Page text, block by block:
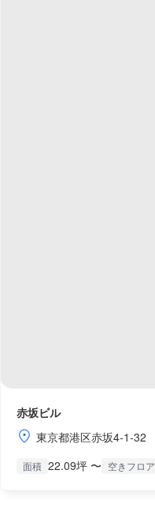
赤坂ビル
東京都港区赤坂4-1-32
面積 22.09坪 〜 空きフロア